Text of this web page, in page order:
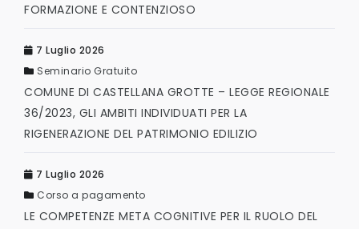
FORMAZIONE E CONTENZIOSO
7 Luglio 2026
Seminario Gratuito
COMUNE DI CASTELLANA GROTTE – LEGGE REGIONALE
36/2023, GLI AMBITI INDIVIDUATI PER LA
RIGENERAZIONE DEL PATRIMONIO EDILIZIO
7 Luglio 2026
Corso a pagamento
LE COMPETENZE META COGNITIVE PER IL RUOLO DEL